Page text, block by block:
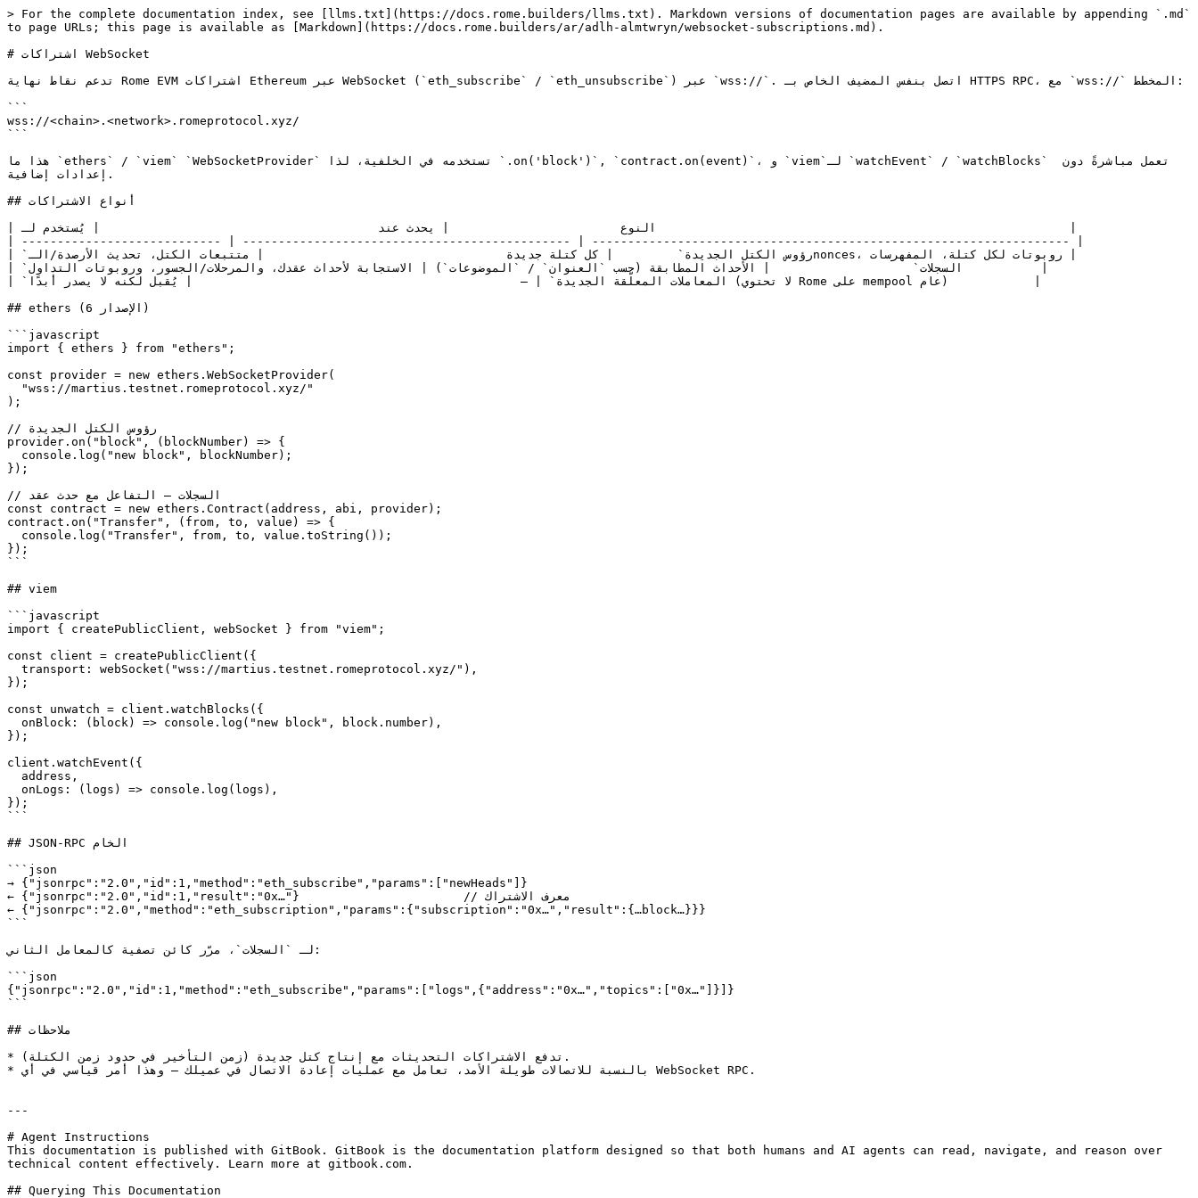
> For the complete documentation index, see [llms.txt](https://docs.rome.builders/llms.txt). Markdown versions of documentation pages are available by appending `.md`
to page URLs; this page is available as [Markdown](https://docs.rome.builders/ar/adlh-almtwryn/websocket-subscriptions.md).
# اشتراكات WebSocket
تدعم نقاط نهاية Rome EVM اشتراكات Ethereum عبر WebSocket (`eth_subscribe` / `eth_unsubscribe`) عبر `wss://`. اتصل بنفس المضيف الخاص بـ HTTPS RPC، مع `wss://` المخطط:
```
wss://<chain>.<network>.romeprotocol.xyz/
```
هذا ما `ethers` / `viem` `WebSocketProvider` تستخدمه في الخلفية، لذا `.on('block')`, `contract.on(event)`، و `viem`لـ `watchEvent` / `watchBlocks` تعمل مباشرةً دون
إعدادات إضافية.
## أنواع الاشتراكات
| النوع                        | يحدث عند                                       | يُستخدم لـ                                                          |
| ---------------------------- | ---------------------------------------------- | ------------------------------------------------------------------- |
| `رؤوس الكتل الجديدة`         | كل كتلة جديدة                                  | متتبعات الكتل، تحديث الأرصدة/الـnonces، روبوتات لكل كتلة، المفهرسات |
| `السجلات`                    | الأحداث المطابقة (حسب `العنوان` / `الموضوعات`) | الاستجابة لأحداث عقدك، والمرحلات/الجسور، وروبوتات التداول           |
| `المعاملات المعلّقة الجديدة` | —                                              | يُقبل لكنه لا يصدر أبدًا (لا تحتوي Rome على mempool عام)            |
## ethers (الإصدار 6)
```javascript
import { ethers } from "ethers";
const provider = new ethers.WebSocketProvider(
);
// رؤوس الكتل الجديدة
provider.on("block", (blockNumber) => {
});
// السجلات — التفاعل مع حدث عقد
const contract = new ethers.Contract(address, abi, provider);
contract.on("Transfer", (from, to, value) => {
});
```
## viem
```javascript
import { createPublicClient, webSocket } from "viem";
const client = createPublicClient({
});
const unwatch = client.watchBlocks({
});
client.watchEvent({
});
```
## JSON-RPC الخام
```json
→ {"jsonrpc":"2.0","id":1,"method":"eth_subscribe","params":["newHeads"]}
← {"jsonrpc":"2.0","id":1,"result":"0x…"}                       // معرف الاشتراك
← {"jsonrpc":"2.0","method":"eth_subscription","params":{"subscription":"0x…","result":{…block…}}}
```
لـ `السجلات`، مرّر كائن تصفية كالمعامل الثاني:
```json
{"jsonrpc":"2.0","id":1,"method":"eth_subscribe","params":["logs",{"address":"0x…","topics":["0x…"]}]}
```
## ملاحظات
* تدفع الاشتراكات التحديثات مع إنتاج كتل جديدة (زمن التأخير في حدود زمن الكتلة).
* بالنسبة للاتصالات طويلة الأمد، تعامل مع عمليات إعادة الاتصال في عميلك — وهذا أمر قياسي في أي WebSocket RPC.
---
# Agent Instructions
This documentation is published with GitBook. GitBook is the documentation platform designed so that both humans and AI agents can read, navigate, and reason over
technical content effectively. Learn more at gitbook.com.
## Querying This Documentation